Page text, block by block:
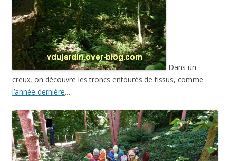
Dans un
creux, on découvre les troncs entourés de tissus, comme
l’année dernière…